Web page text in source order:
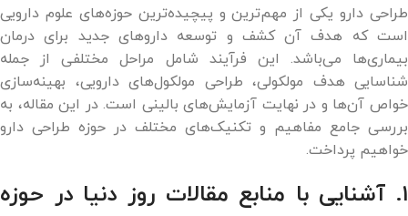
طراحی دارو یکی از مهم‌ترین و پیچیده‌ترین حوزه‌های علوم دارویی
است که هدف آن کشف و توسعه داروهای جدید برای درمان
بیماری‌ها می‌باشد. این فرآیند شامل مراحل مختلفی از جمله
شناسایی هدف مولکولی، طراحی مولکول‌های دارویی، بهینه‌سازی
خواص آن‌ها و در نهایت آزمایش‌های بالینی است. در این مقاله، به
بررسی جامع مفاهیم و تکنیک‌های مختلف در حوزه طراحی دارو
خواهیم پرداخت.
۱. آشنایی با منابع مقالات روز دنیا در حوزه